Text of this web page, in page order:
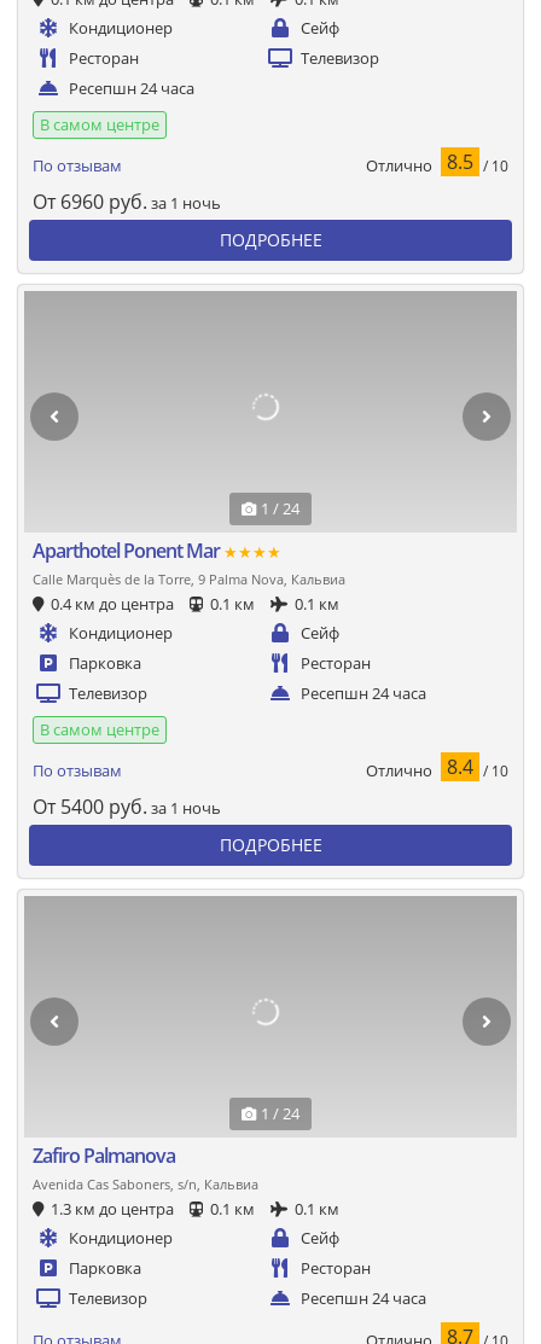
Кондиционер
Сейф
Ресторан
Телевизор
Ресепшн 24 часа
В самом центре
По отзывам
Отлично 8.5 / 10
От 6960 руб. за 1 ночь
ПОДРОБНЕЕ
1 / 24
Aparthotel Ponent Mar★★★★
Calle Marquès de la Torre, 9 Palma Nova, Кальвиа
0.4 км до центра 0.1 км
0.1 км
Кондиционер
Сейф
Парковка
Ресторан
Телевизор
Ресепшн 24 часа
В самом центре
По отзывам
Отлично 8.4 / 10
От 5400 руб. за 1 ночь
ПОДРОБНЕЕ
1 / 24
Zafiro Palmanova
Avenida Cas Saboners, s/n, Кальвиа
1.3 км до центра 0.1 км
0.1 км
Кондиционер
Сейф
Парковка
Ресторан
Телевизор
Ресепшн 24 часа
8.7